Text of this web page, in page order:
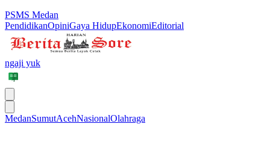
PSMS Medan
PendidikanOpiniGaya HidupEkonomiEditorial
ngaji yuk
MedanSumutAcehNasionalOlahraga